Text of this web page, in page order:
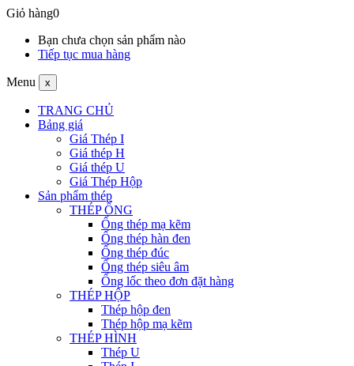
Giỏ hàng0
Bạn chưa chọn sản phẩm nào
Tiếp tục mua hàng
Menu x
TRANG CHỦ
Bảng giá
Giá Thép I
Giá thép H
Giá thép U
Giá Thép Hộp
Sản phẩm thép
THÉP ỐNG
Ống thép mạ kẽm
Ống thép hàn đen
Ống thép đúc
Ống thép siêu âm
Ống lốc theo đơn đặt hàng
THÉP HỘP
Thép hộp đen
Thép hộp mạ kẽm
THÉP HÌNH
Thép U